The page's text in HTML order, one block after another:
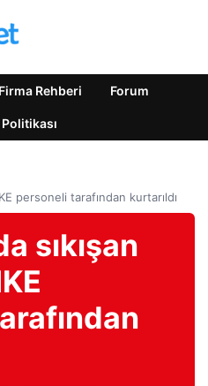
Firma Rehberi Forum
personeli tarafından kurtarıldı
sıkışan